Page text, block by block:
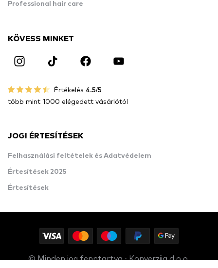
Professional hair care
KÖVESS MINKET
Értékelés 4.5/5
több mint 1000 elégedett vásárlótól
JOGI ÉRTESÍTÉSEK
Felhasználási feltételek és Adatvédelem
Értesítések 2025
Értesítések
© Minden jog fenntartva · Konverzija d.o.o.